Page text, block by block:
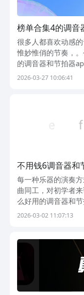
榜单合集4的调音
调音器和节拍器
很多人都喜欢动感
惟妙惟俏的节奏，
的调音器和节拍器
同的调音模式。另
2026-03-27 10:06:41
不用钱6调音器
器和节拍器app
每一种乐器的演奏
曲同工，对初学者
么好用的调音器和
主流乐器都买到手
2026-03-02 11:07:13